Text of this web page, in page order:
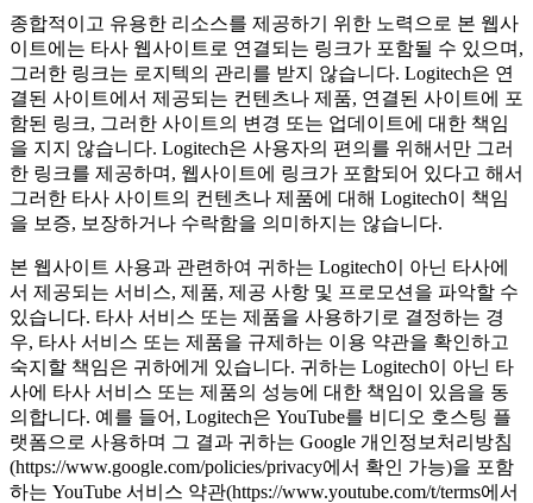
종합적이고 유용한 리소스를 제공하기 위한 노력으로 본 웹사
이트에는 타사 웹사이트로 연결되는 링크가 포함될 수 있으며,
그러한 링크는 로지텍의 관리를 받지 않습니다. Logitech은 연
결된 사이트에서 제공되는 컨텐츠나 제품, 연결된 사이트에 포
함된 링크, 그러한 사이트의 변경 또는 업데이트에 대한 책임
을 지지 않습니다. Logitech은 사용자의 편의를 위해서만 그러
한 링크를 제공하며, 웹사이트에 링크가 포함되어 있다고 해서
그러한 타사 사이트의 컨텐츠나 제품에 대해 Logitech이 책임
을 보증, 보장하거나 수락함을 의미하지는 않습니다.
본 웹사이트 사용과 관련하여 귀하는 Logitech이 아닌 타사에
서 제공되는 서비스, 제품, 제공 사항 및 프로모션을 파악할 수
있습니다. 타사 서비스 또는 제품을 사용하기로 결정하는 경
우, 타사 서비스 또는 제품을 규제하는 이용 약관을 확인하고
숙지할 책임은 귀하에게 있습니다. 귀하는 Logitech이 아닌 타
사에 타사 서비스 또는 제품의 성능에 대한 책임이 있음을 동
의합니다. 예를 들어, Logitech은 YouTube를 비디오 호스팅 플
랫폼으로 사용하며 그 결과 귀하는 Google 개인정보처리방침
(https://www.google.com/policies/privacy에서 확인 가능)을 포함
하는 YouTube 서비스 약관(https://www.youtube.com/t/terms에서